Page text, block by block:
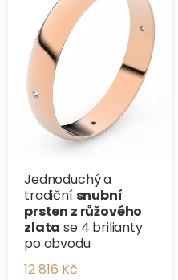
Jednoduchý a
tradiční ​snubní
prsten z růžového
zlata se 4 brilianty
po obvodu
12 816 Kč